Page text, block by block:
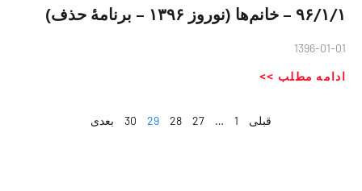
۹۶/۱/۱ – خانم‌ها (نوروز ۱۳۹۶ – برنامهٔ حذف)
1396-01-01
ادامه مطلب >>
قبلی 1
…
27
28
29
30 بعدی